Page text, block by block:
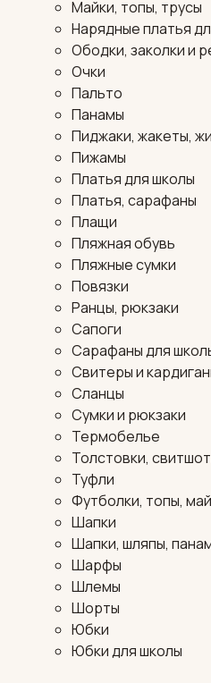
Майки, топы, трусы
Нарядные платья
Ободки, заколки и
Очки
Пальто
Панамы
Пиджаки, жакеты,
Пижамы
Платья для школы
Платья, сарафаны
Плащи
Пляжная обувь
Пляжные сумки
Повязки
Ранцы, рюкзаки
Сапоги
Сарафаны для
Свитеры и
Сланцы
Сумки и рюкзаки
Термобелье
Толстовки,
Туфли
Футболки, топы,
Шапки
Шапки, шляпы,
Шарфы
Шлемы
Шорты
Юбки
Юбки для школы